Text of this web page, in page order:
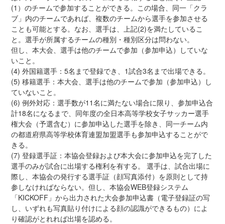
(1）のチームで参加することができる。この場合、同一「クラ
ブ」内のチームであれば、複数のチームから選手を参加させる
ことも可能とする。なお、選手は、上記(2)を満たしているこ
と。選手が所属するチームの種別・種別区分は問わない。
但し、本大会、選手は他のチームで参加（参加申込）していな
いこと。
(4) 外国籍選手：5名まで登録でき、1試合3名まで出場できる。
(5) 移籍選手：本大会、選手は他のチームで参加（参加申込）し
ていないこと。
(6) 例外対応：選手数が11名に満たない場合に限り、参加申込合
計18名になるまで、同年度の全日本高等学校女子サッカー選手
権大会（予選含む）に参加申込した選手を除き、同一チーム内
の都道府県高等学校体育連盟加盟選手も参加申込することがで
きる。
(7) 登録選手証：本協会登録および本大会に参加申込を完了した
選手のみが試合に出場する権利を有する。 選手は、試合出場に
際し、本協会の発行する選手証（顔写真添付）を原則として持
参しなければならない。但し、本協会WEB登録システム
「KICKOFF」から出力された大会参加申込書（電子登録証の写
し、いずれも写真貼り付けによる顔の認識ができるもの）によ
り確認がとれれば出場を認める。